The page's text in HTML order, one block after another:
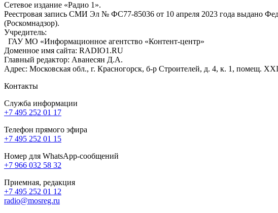
Сетевое издание «Радио 1».
Реестровая запись СМИ Эл № ФС77-85036 от 10 апреля 2023 года выдано
(Роскомнадзор).
Учредитель:
ГАУ МО «Информационное агентство «Контент-центр»
Доменное имя сайта: RADIO1.RU
Главный редактор: Аванесян Д.А.
Адрес: Московская обл., г. Красногорск, б-р Строителей, д. 4, к. 1, помещ.
Контакты
Служба информации
+7 495 252 01 17
Телефон прямого эфира
+7 495 252 01 15
Номер для WhatsApp-сообщений
+7 966 032 58 32
Приемная, редакция
+7 495 252 01 12
radio@mosreg.ru